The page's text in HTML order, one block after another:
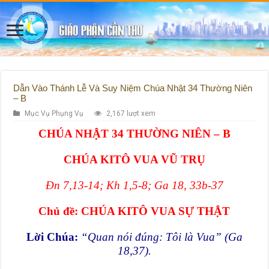
Dẫn Vào Thánh Lễ Và Suy Niệm Chúa Nhật 34 Thường Niên
– B
Mục Vụ Phụng Vụ 2,167 lượt xem
CHÚA NHẬT 34 THƯỜNG NIÊN – B
CHÚA KITÔ VUA VŨ TRỤ
Đn 7,13-14; Kh 1,5-8; Ga 18, 33b-37
Chủ đề: CHÚA KITÔ VUA SỰ THẬT
Lời Chúa: “Quan nói đúng: Tôi là Vua” (Ga
18,37).